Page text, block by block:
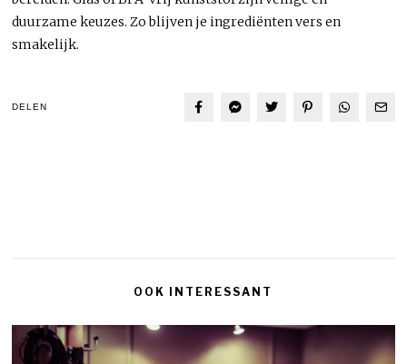
duurzame keuzes. Zo blijven je ingrediënten vers en
smakelijk.
DELEN
OOK INTERESSANT